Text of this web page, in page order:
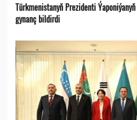
Türkmenistanyň Prezidenti
gynanç bildirdi